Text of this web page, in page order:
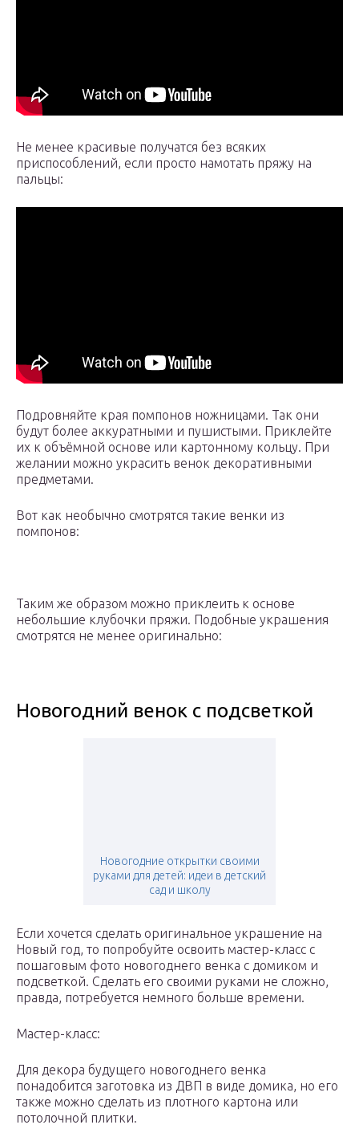
Не менее красивые получатся без всяких
приспособлений, если просто намотать пряжу на
пальцы:
Подровняйте края помпонов ножницами. Так они
будут более аккуратными и пушистыми. Приклейте
их к объёмной основе или картонному кольцу. При
желании можно украсить венок декоративными
предметами.
Вот как необычно смотрятся такие венки из
помпонов:
Таким же образом можно приклеить к основе
небольшие клубочки пряжи. Подобные украшения
смотрятся не менее оригинально:
Новогодний венок с подсветкой
Новогодние открытки своими
руками для детей: идеи в детский
сад и школу
Если хочется сделать оригинальное украшение на
Новый год, то попробуйте освоить мастер-класс с
пошаговым фото новогоднего венка с домиком и
подсветкой. Сделать его своими руками не сложно,
правда, потребуется немного больше времени.
Мастер-класс:
Для декора будущего новогоднего венка
понадобится заготовка из ДВП в виде домика, но его
также можно сделать из плотного картона или
потолочной плитки.